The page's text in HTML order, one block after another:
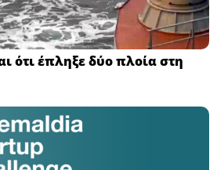
ότι έπληξε δύο πλοία στη